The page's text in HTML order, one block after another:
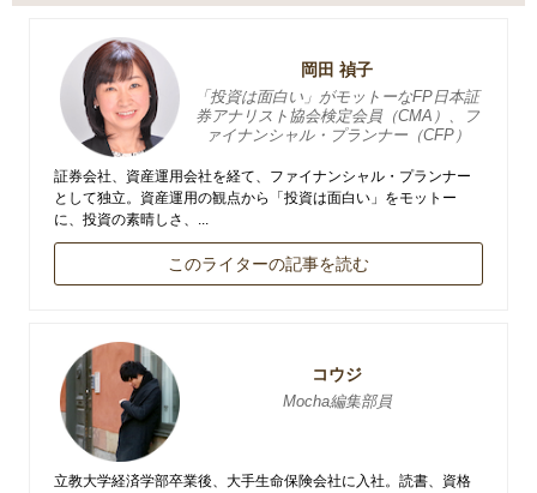
岡田 禎子
「投資は面白い」がモットーなFP日本証
券アナリスト協会検定会員（CMA）、フ
ァイナンシャル・プランナー（CFP）
証券会社、資産運用会社を経て、ファイナンシャル・プランナー
として独立。資産運用の観点から「投資は面白い」をモットー
に、投資の素晴しさ、...
このライターの記事を読む
コウジ
Mocha編集部員
立教大学経済学部卒業後、大手生命保険会社に入社。読書、資格